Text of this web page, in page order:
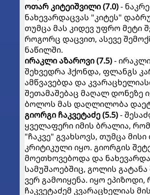
ოთარკიტეიშვილი (7.0)-
ნახევარდაცვას "კიტეს"
თუმცა მას კიდევ უფრო მეტი
როგორც დაცვით, ასევე
ნაწილში.
ირაკლიაზაროვი (7.5)-
შეხვედრა ჰქონდა, ფლანგს
ამწვავებდა და
შეთამაშებაც მაღალ დონეზე
ბოლოს მას დაღლილობა
გიორგი ჩაკვეტაძე (5.5)-
ყველაფერი იმის ბრალია,
"ჩაკვე" გვახსოვს, თუმცა მისი
კრიტიკული იყო. გიორგის
მოეთხოვებოდა და
სამუშაოებშიც, გოლის
ვერ გამოიყენა. იყო ეპიზოდი,
ჩაკვეტაძემ კვარაცხელიას